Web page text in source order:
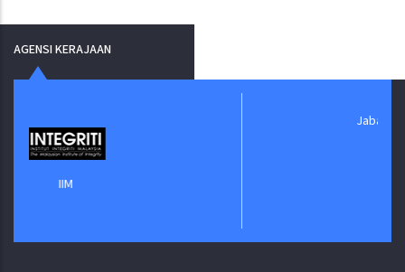
AGENSI KERAJAAN
Jabatan Digital Negara